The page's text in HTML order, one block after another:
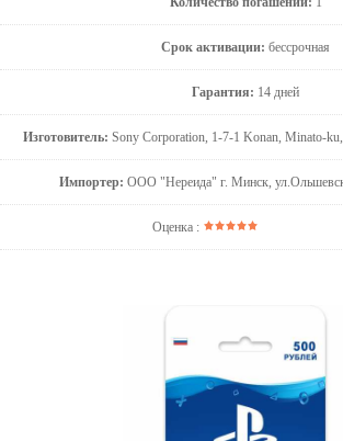
Срок активации: бессрочная
Гарантия: 14 дней
Изготовитель: Sony Corporation, 1-7-1 Konan, Minato-
Импортер: ООО "Нереида" г. Минск,
Оценка :